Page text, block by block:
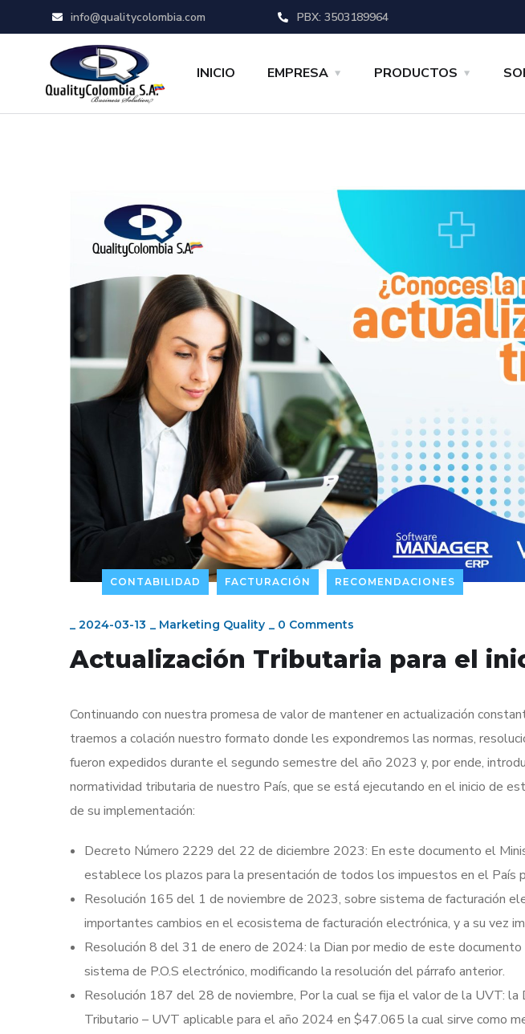
info@qualitycolombia.com PBX: 3503189964
INICIO EMPRESA PRODUCTOS
CONTABILIDAD FACTURACIÓN RECOMENDACIONES
_ 2024-03-13 _ Marketing Quality _ 0 Comments
Actualización Tributaria para el
Continuando con nuestra promesa de valor de mantener en actualización
traemos a colación nuestro formato donde les expondremos las normas,
fueron expedidos durante el segundo semestre del año 2023 y, por ende,
normatividad tributaria de nuestro País, que se está ejecutando en el inicio de
de su implementación:
Decreto Número 2229 del 22 de diciembre 2023: En este documento el
establece los plazos para la presentación de todos los impuestos en el País
Resolución 165 del 1 de noviembre de 2023, sobre sistema de facturación
importantes cambios en el ecosistema de facturación electrónica, y a su vez
Resolución 8 del 31 de enero de 2024: la Dian por medio de este
sistema de P.O.S electrónico, modificando la resolución del párrafo anterior.
Resolución 187 del 28 de noviembre, Por la cual se fija el valor de la UVT: la
Tributario – UVT aplicable para el año 2024 en $47.065 la cual sirve como